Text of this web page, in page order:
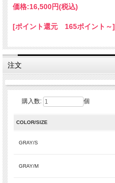
価格:16,500円(税込)
[ポイント還元 165ポイント～]
注文
購入数: 個
COLOR/SIZE
GRAY/S
GRAY/M